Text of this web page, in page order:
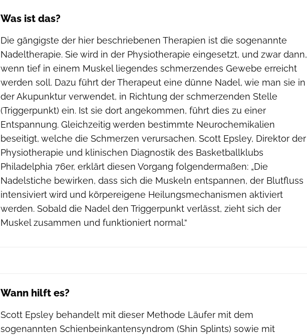
Was ist das?
Die gängigste der hier beschriebenen Therapien ist die sogenannte
Nadeltherapie. Sie wird in der Physiotherapie eingesetzt, und zwar dann,
wenn tief in einem Muskel liegendes schmerzendes Gewebe erreicht
werden soll. Dazu führt der Therapeut eine dünne Nadel, wie man sie in
der Akupunktur verwendet, in Richtung der schmerzenden Stelle
(Triggerpunkt) ein. Ist sie dort angekommen, führt dies zu einer
Entspannung. Gleichzeitig werden bestimmte Neurochemikalien
beseitigt, welche die Schmerzen verursachen. Scott Epsley, Direktor der
Physiotherapie und klinischen Diagnostik des Basketballklubs
Philadelphia 76er, erklärt diesen Vorgang folgendermaßen: „Die
Nadelstiche bewirken, dass sich die Muskeln entspannen, der Blutfluss
intensiviert wird und körpereigene Heilungsmechanismen aktiviert
werden. Sobald die Nadel den Triggerpunkt verlässt, zieht sich der
Muskel zusammen und funktioniert normal.“
Wann hilft es?
Scott Epsley behandelt mit dieser Methode Läufer mit dem
sogenannten Schienbeinkantensyndrom (Shin Splints) sowie mit